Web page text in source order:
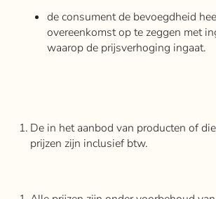
de consument de bevoegdheid
overeenkomst op te zeggen met
waarop de prijsverhoging ingaat.
De in het aanbod van producten of
prijzen zijn inclusief btw.